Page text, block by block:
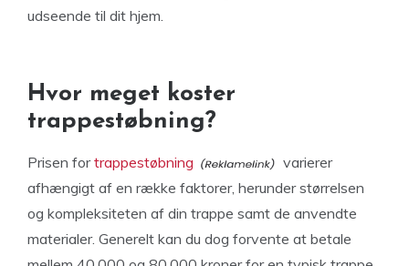
udseende til dit hjem.
Hvor meget koster
trappestøbning?
Prisen fortrappestøbning
varierer
afhængigt af en række faktorer, herunder størrelsen
og kompleksiteten af din trappe samt de anvendte
materialer. Generelt kan du dog forvente at betale